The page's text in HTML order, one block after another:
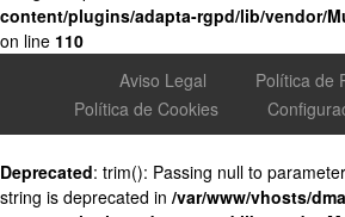
content/plugins/adapta-rgpd/lib/vendor/
on line 110
Aviso Legal
Política de
Política de Cookies
Deprecated: trim(): Passing null to
string is deprecated in /var/www/vhosts/